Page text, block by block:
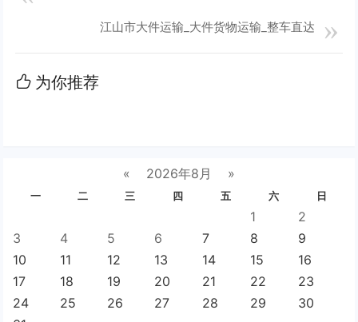
江山市大件运输_大件货物运输_整车直达
为你推荐
« 2026年8月 »
一 二 三 四 五 六 日
1
2
3
4 5 6 7 8
9
10
11 12 13 14 15
16
17
18 19 20 21 22
23
24
25 26 27 28 29
30